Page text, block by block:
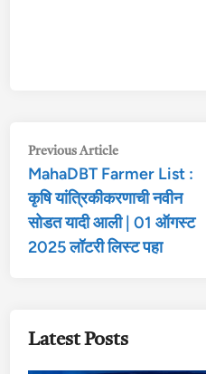
Post
navigation
Previous ArticlePrevious
article:
MahaDBT Farmer List :
कृषि यांत्रिकीकरणाची नवीन
सोडत यादी आली | 01 ऑगस्ट
2025 लॉटरी लिस्ट पहा
Latest Posts